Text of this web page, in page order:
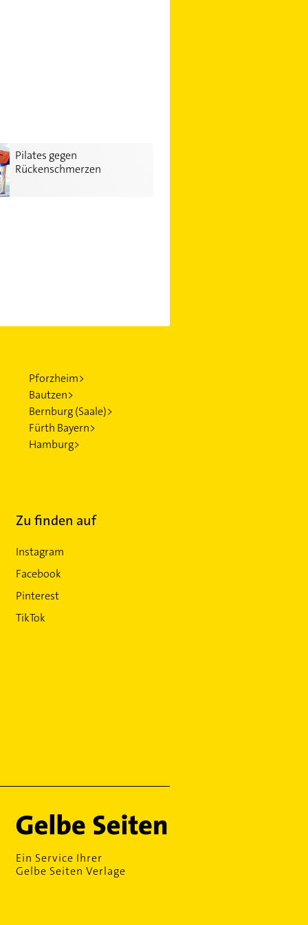
Pilates gegen
Rückenschmerzen
Rückenschmerzen
Pforzheim>
Bautzen>
Bernburg (Saale)>
Fürth Bayern>
Hamburg>
Zu finden auf
Instagram
Facebook
Pinterest
TikTok
Ein Service Ihrer
Gelbe Seiten Verlage